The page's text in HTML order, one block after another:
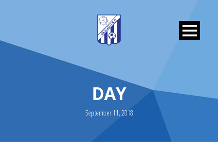
DAY
September 11, 2018